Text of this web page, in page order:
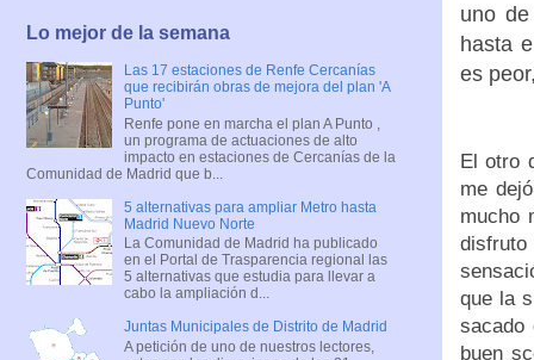
uno
hasta
es
El otro
me
mucho
que la
sacado
buen
Lo mejor de la semana
Las 17 estaciones de Renfe Cercanías
que recibirán obras de mejora del plan 'A
Punto'
Renfe pone en marcha el plan A Punto ,
un programa de actuaciones de alto
impacto en estaciones de Cercanías de la
Comunidad de Madrid que b...
5 alternativas para ampliar Metro hasta
Madrid Nuevo Norte
La Comunidad de Madrid ha publicado
en el Portal de Trasparencia regional las
5 alternativas que estudia para llevar a
cabo la ampliación d...
Juntas Municipales de Distrito de Madrid
A petición de uno de nuestros lectores,